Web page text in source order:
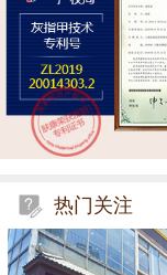
热门关注